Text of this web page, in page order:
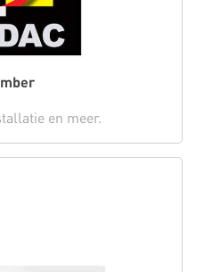
en meer.